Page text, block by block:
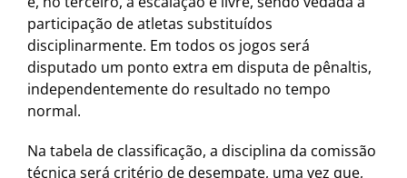
participação de atletas substituídos
disciplinarmente. Em todos os jogos será
disputado um ponto extra em disputa de pênaltis,
independentemente do resultado no tempo
normal.
Na tabela de classificação, a disciplina da comissão
técnica será critério de desempate, uma vez que,